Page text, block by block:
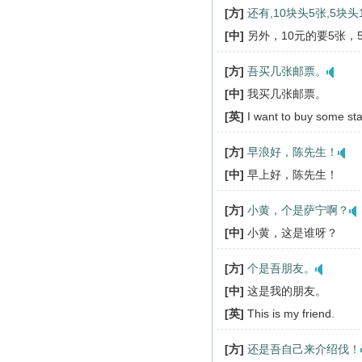
[方] 还有,10块头5张,5块头
[中] 另外，10元的要5张
[方] 吾买几张邮票。
[中] 我买几张邮票。
[英] I want to buy some
[方] 早浪好，陈先生！
[中] 早上好，陈先生！
[方] 小黄，个是萨宁啊？
[中] 小黄，这是谁呀？
[方] 个是吾朋友。
[中] 这是我的朋友。
[英] This is my friend.
[方] 还是吾自己来介绍伐！